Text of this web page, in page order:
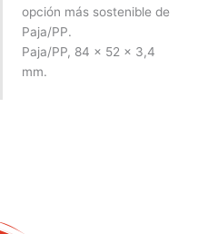
opción más sostenible de
Paja/PP.
Paja/PP, 84 x 52 x 3,4
mm.